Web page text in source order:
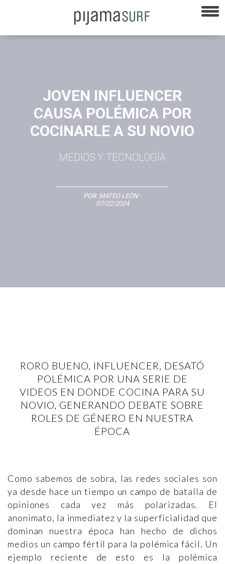
JOVEN INFLUENCER
CAUSA POLÉMICA POR
COCINARLE A SU NOVIO
MEDIOS Y TECNOLOGÍA
POR: MATEO LEÓN-
07/22/2024
RORO BUENO, INFLUENCER, DESATÓ
POLÉMICA POR UNA SERIE DE
VIDEOS EN DONDE COCINA PARA SU
NOVIO, GENERANDO DEBATE SOBRE
ROLES DE GÉNERO EN NUESTRA
ÉPOCA
Como sabemos de sobra, las redes sociales son
ya desde hace un tiempo un campo de batalla de
opiniones cada vez más polarizadas. El
anonimato, la inmediatez y la superficialidad que
dominan nuestra época han hecho de dichos
medios un campo fértil para la polémica fácil. Un
ejemplo reciente de esto es la polémica